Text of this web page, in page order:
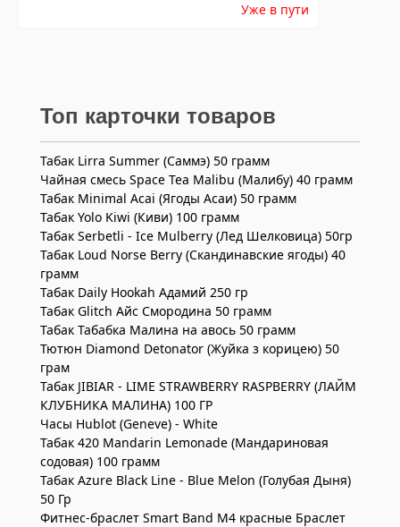
Уже в пути
Топ карточки товаров
Табак Lirra Summer (Саммэ) 50 грамм
Чайная смесь Space Tea Malibu (Малибу) 40 грамм
Табак Minimal Acai (Ягоды Асаи) 50 грамм
Табак Yolo Kiwi (Киви) 100 грамм
Табак Serbetli - Ice Mulberry (Лед Шелковица) 50гр
Табак Loud Norse Berry (Скандинавские ягоды) 40
грамм
Табак Daily Hookah Адамий 250 гр
Табак Glitch Айс Смородина 50 грамм
Табак Табабка Малина на авось 50 грамм
Тютюн Diamond Detonator (Жуйка з корицею) 50
грам
Табак JIBIAR - LIME STRAWBERRY RASPBERRY (ЛАЙМ
КЛУБНИКА МАЛИНА) 100 ГР
Часы Hublot (Geneve) - White
Табак 420 Mandarin Lemonade (Мандариновая
содовая) 100 грамм
Табак Azure Black Line - Blue Melon (Голубая Дыня)
50 Гр
Фитнес-браслет Smart Band M4 красные Браслет